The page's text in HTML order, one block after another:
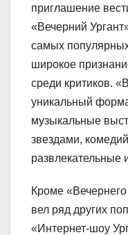
приглашение
«Вечерний
самых
широкое
среди критиков.
уникальный
музыкальные
звездами,
развлекательные
Кроме
вел ряд других
«Интернет-шоу